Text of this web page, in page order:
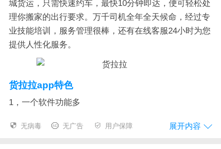
城货运，只需快速约车，最快10分钟即达，便可轻松处
理你搬家的出行要求。万千司机全年全天候命，经过专
业技能培训，服务管理很棒，还有在线客服24小时为您
提供人性化服务。
货拉拉app特色
1，一个软件功能多
货拉拉，不只是一个搬家软件，除了搬家运货价格宜人
无病毒 无广告 用户保障 展开内容